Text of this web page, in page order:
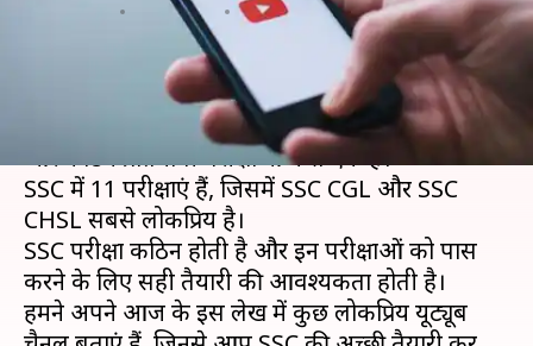
Apr 27, 2019 10:55 am
कर्मचारी चयन आयोग (SSC) परीक्षा देश की सबसे अच्छी
और कठिन प्रतियोगी परीक्षाओं में से एक है।
SSC में 11 परीक्षाएं हैं, जिसमें SSC CGL और SSC
CHSL सबसे लोकप्रिय है।
SSC परीक्षा कठिन होती है और इन परीक्षाओं को पास
करने के लिए सही तैयारी की आवश्यकता होती है।
हमने अपने आज के इस लेख में कुछ लोकप्रिय यूट्यूब